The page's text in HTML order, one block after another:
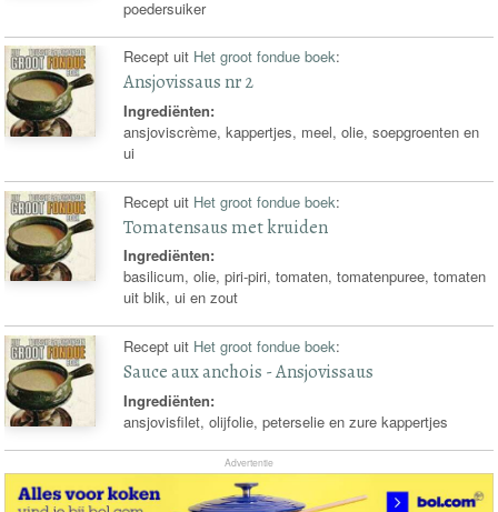
poedersuiker
Recept uit Het groot fondue boek:
Ansjovissaus nr 2
Ingrediënten:
ansjoviscrème, kappertjes, meel, olie, soepgroenten en
ui
Recept uit Het groot fondue boek:
Tomatensaus met kruiden
Ingrediënten:
basilicum, olie, piri-piri, tomaten, tomatenpuree, tomaten
uit blik, ui en zout
Recept uit Het groot fondue boek:
Sauce aux anchois - Ansjovissaus
Ingrediënten:
ansjovisfilet, olijfolie, peterselie en zure kappertjes
Advertentie